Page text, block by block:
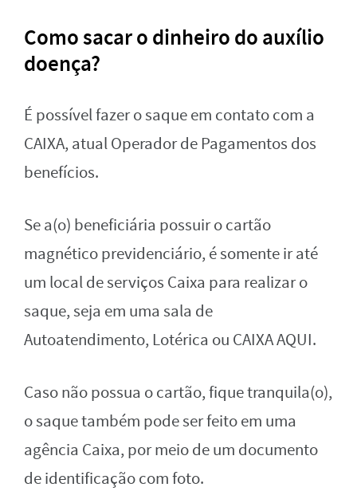
Como sacar o dinheiro do auxílio
doença?
É possível fazer o saque em contato com a
CAIXA, atual Operador de Pagamentos dos
benefícios.
Se a(o) beneficiária possuir o cartão
magnético previdenciário, é somente ir até
um local de serviços Caixa para realizar o
saque, seja em uma sala de
Autoatendimento, Lotérica ou CAIXA AQUI.
Caso não possua o cartão, fique tranquila(o),
o saque também pode ser feito em uma
agência Caixa, por meio de um documento
de identificação com foto.